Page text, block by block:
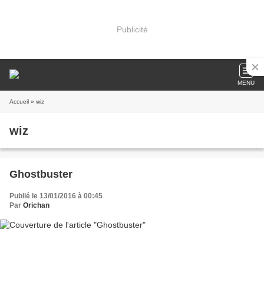
Publicité
MENU
Accueil » wiz
wiz
Ghostbuster
Publié le 13/01/2016 à 00:45
Par Orichan